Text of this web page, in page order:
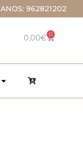
962821202
0,00€ 0